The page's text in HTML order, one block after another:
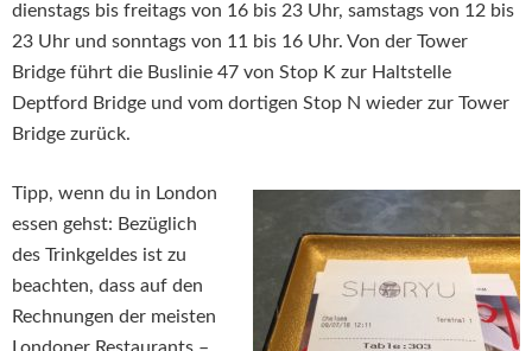
dienstags bis freitags von 16 bis 23 Uhr, samstags von 12 bis
23 Uhr und sonntags von 11 bis 16 Uhr. Von der Tower
Bridge führt die Buslinie 47 von Stop K zur Haltstelle
Deptford Bridge und vom dortigen Stop N wieder zur Tower
Bridge zurück.
Tipp, wenn du in London
essen gehst: Bezüglich
des Trinkgeldes ist zu
beachten, dass auf den
Rechnungen der meisten